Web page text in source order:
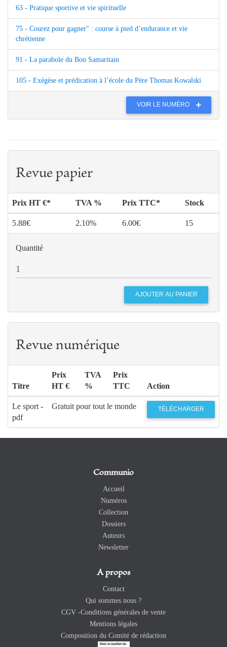
63 - Pratique sportive et vie spirituelle
75 - Courez pour gagner" : course à pied d’endurance et vie
chrétienne
91 - La parabole du Bon Samaritain
105 - Exégèse et prédication à l’école du Père Thomas Kowalski
VOIR LE NUMÉRO
Revue papier
Prix HT €* TVA % Prix TTC* Stock
5.88€ 2.10% 6.00€ 15
Quantité
Revue numérique
Titre
Prix
HT €
TVA
%
Prix
TTC
Action
Le sport -
pdf
Gratuit pour tout le monde TÉLÉCHARGER
Communio
Accueil
Numéros
Collection
Dossiers
Auteurs
Newsletter
A propos
Contact
Qui sommes nous ?
CGV -Conditions générales de vente
Mentions légales
Composition du Comité de rédaction